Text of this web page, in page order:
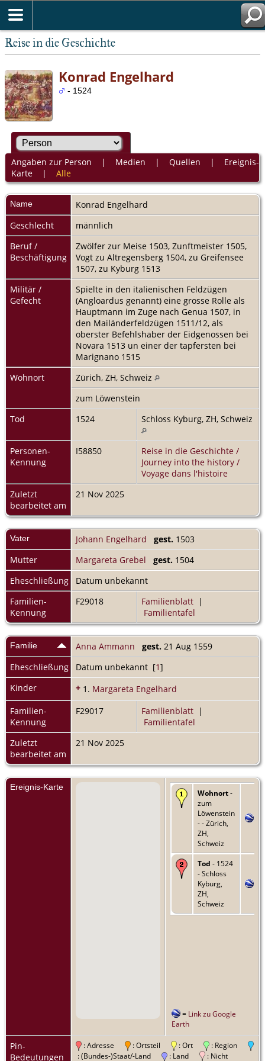
Reise in die Geschichte
Konrad Engelhard
- 1524
Angaben zur Person | Medien | Quellen | Ereignis-
Karte| Alle
Name Konrad Engelhard
Geschlecht
männlich
Beruf /
Beschäftigung
Zwölfer zur Meise 1503, Zunftmeister 1505,
Vogt zu Altregensberg 1504, zu Greifensee
1507, zu Kyburg 1513
Militär /
Gefecht
Spielte in den italienischen Feldzügen
(Angloardus genannt) eine grosse Rolle als
Hauptmann im Zuge nach Genua 1507, in
den Mailänderfeldzügen 1511/12, als
oberster Befehlshaber der Eidgenossen bei
Novara 1513 un einer der tapfersten bei
Marignano 1515
Wohnort
Zürich, ZH, Schweiz
zum Löwenstein
Tod
1524 Schloss Kyburg, ZH, Schweiz
Personen-
Kennung
I58850
Reise in die Geschichte /
Journey into the history /
Voyage dans l'histoire
Zuletzt
bearbeitet am
21 Nov 2025
Vater Johann Engelhard gest. 1503
Mutter
Margareta Grebel gest. 1504
Eheschließung
Datum unbekannt
Familien-
Kennung
F29018 Familienblatt |
Familientafel
Familie Anna Ammann gest. 21 Aug 1559
Eheschließung
Datum unbekannt [1]
Kinder
+ 1. Margareta Engelhard
Familien-
Kennung
F29017 Familienblatt |
Familientafel
Zuletzt
bearbeitet am
21 Nov 2025
Ereignis-Karte
Wohnort-
zum
Löwenstein
- - Zürich,
ZH,
Schweiz
Tod - 1524
- Schloss
Kyburg,
ZH,
Schweiz
= Link zu Google
Earth
Pin-
Bedeutungen
: Adresse : Ortsteil : Ort
: Region
: (Bundes-)Staat/-Land
: Land : Nicht